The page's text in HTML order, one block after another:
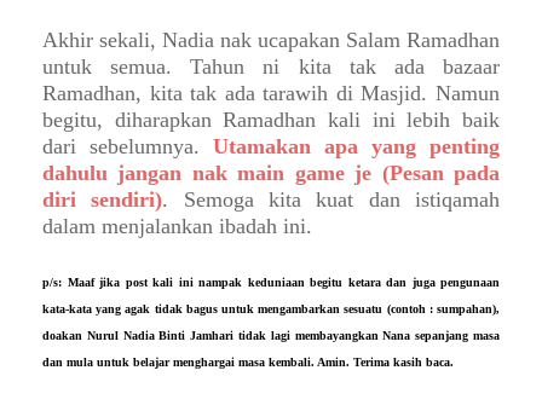
Akhir sekali, Nadia nak ucapakan Salam Ramadhan
untuk semua. Tahun ni kita tak ada bazaar
Ramadhan, kita tak ada tarawih di Masjid. Namun
begitu, diharapkan Ramadhan kali ini lebih baik
dari sebelumnya. Utamakan apa yang penting
dahulu jangan nak main game je (Pesan pada
diri sendiri). Semoga kita kuat dan istiqamah
dalam menjalankan ibadah ini.
p/s: Maaf jika post kali ini nampak keduniaan begitu ketara dan juga pengunaan
kata-kata yang agak tidak bagus untuk mengambarkan sesuatu (contoh : sumpahan),
doakan Nurul Nadia Binti Jamhari tidak lagi membayangkan Nana sepanjang masa
dan mula untuk belajar menghargai masa kembali. Amin. Terima kasih baca.